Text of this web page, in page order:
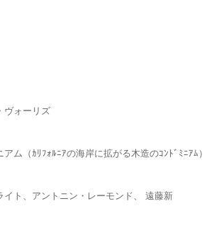
ヴォーリズ
ム（ｶﾘﾌｫﾙﾆｱの海岸に拡がる木造のｺﾝﾄﾞﾐﾆｱﾑ）
イト、アントニン・レーモンド、 遠藤新